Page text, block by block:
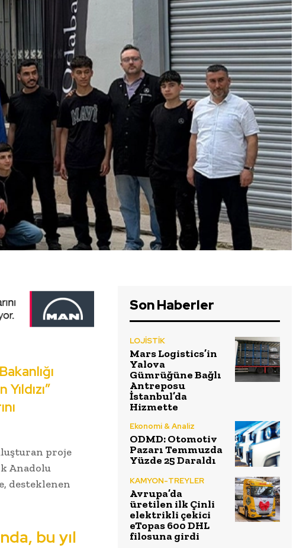
proje
Anadolu
desteklenen
bu yıl
Son Haberler
LOJİSTİK
Mars Logistics’in
Yalova
Gümrüğüne Bağlı
Antreposu
İstanbul’da
Hizmette
Ekonomi & Analiz
ODMD: Otomotiv
Pazarı Temmuzda
Yüzde 25 Daraldı
KAMYON-TREYLER
Avrupa’da
üretilen ilk Çinli
elektrikli çekici
eTopas 600 DHL
filosuna girdi